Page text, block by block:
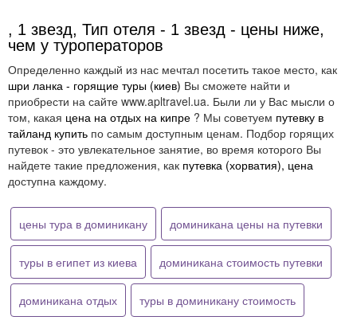
, 1 звезд, Тип отеля - 1 звезд - цены ниже,
чем у туроператоров
Определенно каждый из нас мечтал посетить такое место, как
шри ланка - горящие туры (киев) Вы сможете найти и
приобрести на сайте www.apltravel.ua. Были ли у Вас мысли о
том, какая цена на отдых на кипре ? Мы советуем путевку в
тайланд купить по самым доступным ценам. Подбор горящих
путевок - это увлекательное занятие, во время которого Вы
найдете такие предложения, как путевка (хорватия), цена
доступна каждому.
цены тура в доминикану доминикана цены на путевки
туры в египет из киева доминикана стоимость путевки
доминикана отдых туры в доминикану стоимость